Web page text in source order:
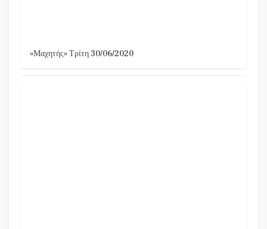
«Μαχητής» Τρίτη 30/06/2020